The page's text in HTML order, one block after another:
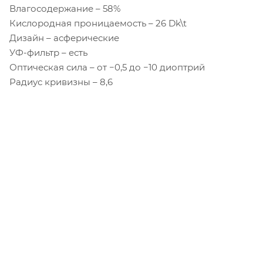
Влагосодержание – 58%
Кислородная проницаемость – 26 Dk\t
Дизайн – асферические
УФ-фильтр – есть
Оптическая сила – от −0,5 до −10 диоптрий
Радиус кривизны – 8,6